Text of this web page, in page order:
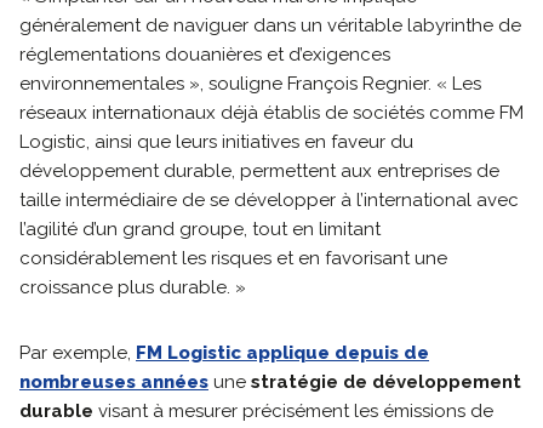
généralement de naviguer dans un véritable labyrinthe de
réglementations douanières et d’exigences
environnementales », souligne François Regnier. « Les
réseaux internationaux déjà établis de sociétés comme FM
Logistic, ainsi que leurs initiatives en faveur du
développement durable, permettent aux entreprises de
taille intermédiaire de se développer à l’international avec
l’agilité d’un grand groupe, tout en limitant
considérablement les risques et en favorisant une
croissance plus durable. »
Par exemple, FM Logistic applique depuis de
nombreuses années une stratégie de développement
durable visant à mesurer précisément les émissions de